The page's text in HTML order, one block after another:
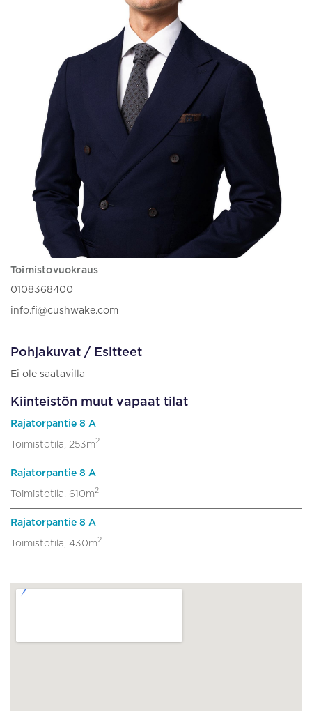
Toimistovuokraus
0108368400
info.fi@cushwake.com
Pohjakuvat / Esitteet
Ei ole saatavilla
Kiinteistön muut vapaat tilat
Rajatorpantie 8 A
Toimistotila, 253m2
Rajatorpantie 8 A
Toimistotila, 610m2
Rajatorpantie 8 A
Toimistotila, 430m2